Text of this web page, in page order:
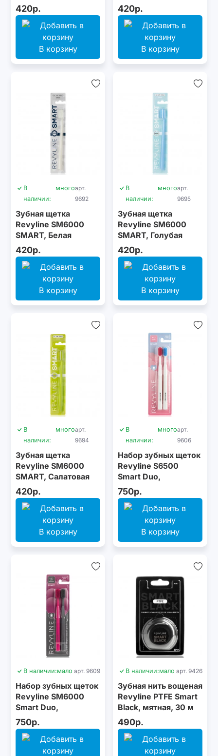
420р.
В корзину
420р.
В корзину
В
наличии:
многоарт.
9692
Зубная щетка
Revyline SM6000
SMART, Белая
420р.
В корзину
В
наличии:
многоарт.
9695
Зубная щетка
Revyline SM6000
SMART, Голубая
420р.
В корзину
В
наличии:
многоарт.
9694
Зубная щетка
Revyline SM6000
SMART, Салатовая
420р.
В корзину
В
наличии:
многоарт.
9606
Набор зубных щеток
Revyline S6500
Smart Duo,
White/Pink +
White/Blue
750р.
В корзину
В наличии:мало арт. 9609
Набор зубных щеток
Revyline SM6000
Smart Duo,
Raspberry + Grey
750р.
В наличии:мало арт. 9426
Зубная нить вощеная
Revyline PTFE Smart
Black, мятная, 30 м
490р.